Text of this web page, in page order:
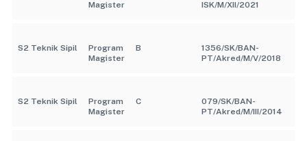
Magister
ISK/M/XII/2021
S2 Teknik Sipil
Program
Magister
B
1356/SK/BAN-
PT/Akred/M/V/2018
S2 Teknik Sipil
Program
Magister
C
079/SK/BAN-
PT/Akred/M/III/2014